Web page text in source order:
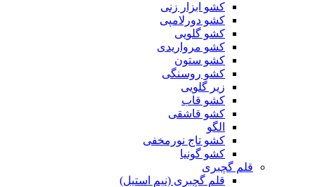
کشو ابزار زنی
کشو دورلامپی
کشو گلویی
کشو مرواریدی
کشو ستون
کشو روسنگی
زیر گلویی
کشو قاب
کشو قاشقی
الگو
کشو تاج نورمخفی
کشو گونیا
قلم گچبری
قلم گچبری (نیم استیل)